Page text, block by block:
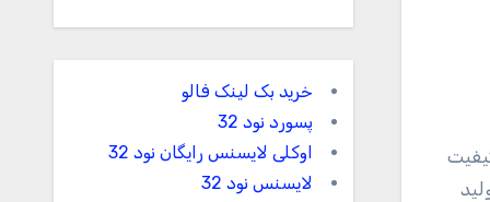
خرید بک لینک فالو
پسورد نود 32
اوکلی لایسنس رایگان نود 32
لایسنس نود 32